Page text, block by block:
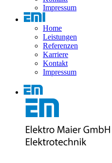
Impressum
Home
Leistungen
Referenzen
Karriere
Kontakt
Impressum